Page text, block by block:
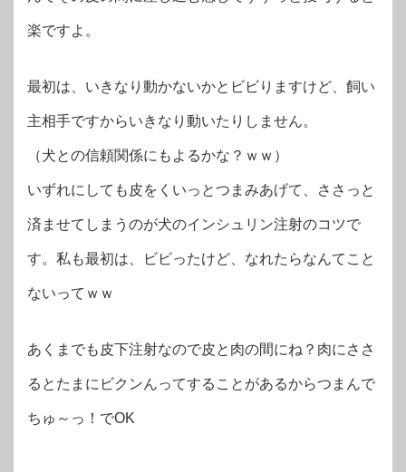
楽ですよ。
最初は、いきなり動かないかとビビりますけど、飼い
主相手ですからいきなり動いたりしません。
（犬との信頼関係にもよるかな？ｗｗ）
いずれにしても皮をくいっとつまみあげて、ささっと
済ませてしまうのが犬のインシュリン注射のコツで
す。私も最初は、ビビったけど、なれたらなんてこと
ないってｗｗ
あくまでも皮下注射なので皮と肉の間にね？肉にささ
るとたまにビクンんってすることがあるからつまんで
ちゅ～っ！でOK